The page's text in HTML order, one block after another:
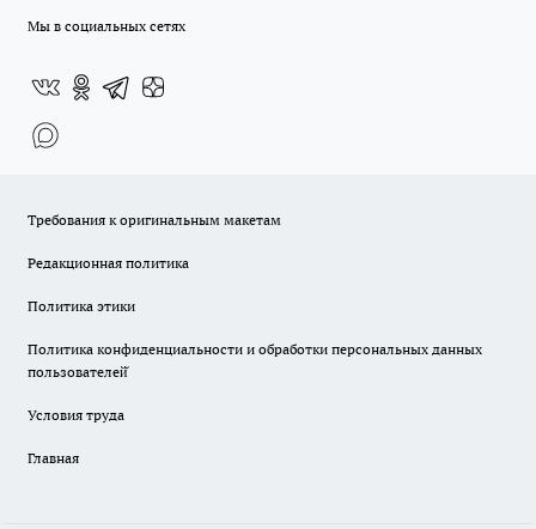
Мы в социальных сетях
Требования к оригинальным макетам
Редакционная политика
Политика этики
Политика конфиденциальности и обработки персональных данных
пользователей̆
Условия труда
Главная